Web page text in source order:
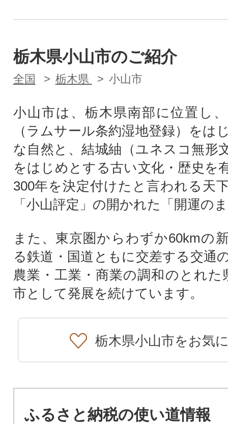
栃木県小山市のご紹介
全国 栃木県 小山市
小山市は、栃木県南部に位置し
（ラムサール条約湿地登録）をは
な自然と、結城紬（ユネスコ無形
をはじめとする古い文化・歴史を
300年を決定付けたと言われる天
「小山評定」の開かれた「開運の
また、東京圏からわずか60kmの
る鉄道・国道ともに交差する交通
農業・工業・商業の調和のとれた
市として発展を続けています。
栃木県小山市をお気
ふるさと納税の使い道情報